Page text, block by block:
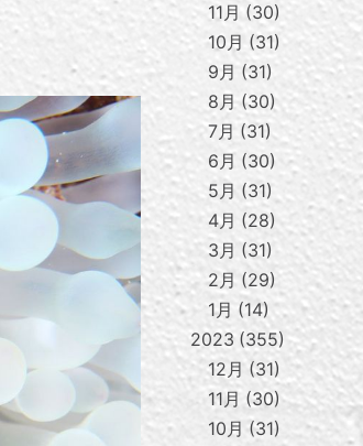
11月
30
10月
31
9月
31
8月
30
7月
31
6月
30
5月
31
4月
28
3月
31
2月
29
1月
14
2023 355
12月
31
11月
30
10月
31